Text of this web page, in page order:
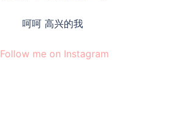
呵呵 高兴的我
Follow me on Instagram